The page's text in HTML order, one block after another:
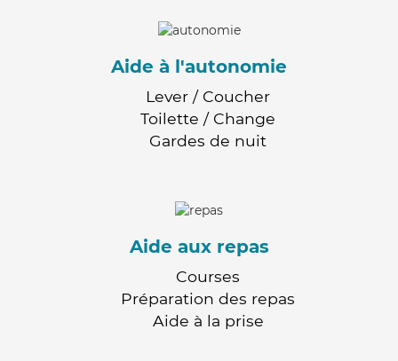
Aide à l'autonomie
Lever / Coucher
Toilette / Change
Gardes de nuit
Aide aux repas
Courses
Préparation des repas
Aide à la prise